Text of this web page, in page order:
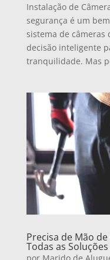
Instalação de
segurança é um
sistema de câmeras
decisão inteligente
tranquilidade. Mas
Precisa de Mão
Todas as